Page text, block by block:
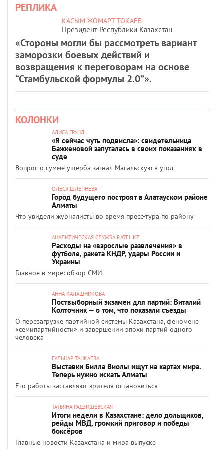
РЕПЛИКА
КАСЫМ-ЖОМАРТ ТОКАЕВ
Президент Республики Казахстан
«Стороны могли бы рассмотреть вариант
заморозки боевых действий и
возвращения к переговорам на основе
“Стамбульской формулы 2.0”».
КОЛОНКИ
АЛИСА ГРАНД
«Я сейчас чуть подвисла»: свидетельница
Бажкеновой запуталась в своих показаниях в
суде
Вопрос о сумме ущерба загнал Масальскую в угол
ОЛЕСЯ ШЛЕПНЕВА
Город будущего построят в Алатауском районе
Алматы
Что увидели журналисты во время пресс-тура по району
АНАЛИТИЧЕСКАЯ СЛУЖБА RATEL.KZ
Расходы на «взрослые развлечения» в
футболе, ракета КНДР, удары России и
Украины
Главное в мире: обзор СМИ
АННА КАЛАШНИКОВА
Поствыборный экзамен для партий: Виталий
Колточник — о том, что показали съезды
О перезагрузке партийной системы Казахстана, феномене
«семипартийности» и завершении эпохи партий одного
человека
ГУЛЬНАР ТАНКАЕВА
Выставки Билла Виолы ищут на картах мира.
Теперь нужно искать Алматы
Его работы заставляют зрителя остановиться
ТАТЬЯНА РАДЗИШЕВСКАЯ
Итоги недели в Казахстане: дело дольщиков,
рейды МВД, громкий приговор и победы
боксёров
Главные новости Казахстана и мира выпуске